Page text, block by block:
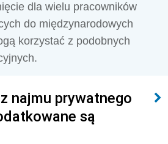
dla wielu pracowników
do międzynarodowych
korzystać z podobnych
najmu prywatnego
są